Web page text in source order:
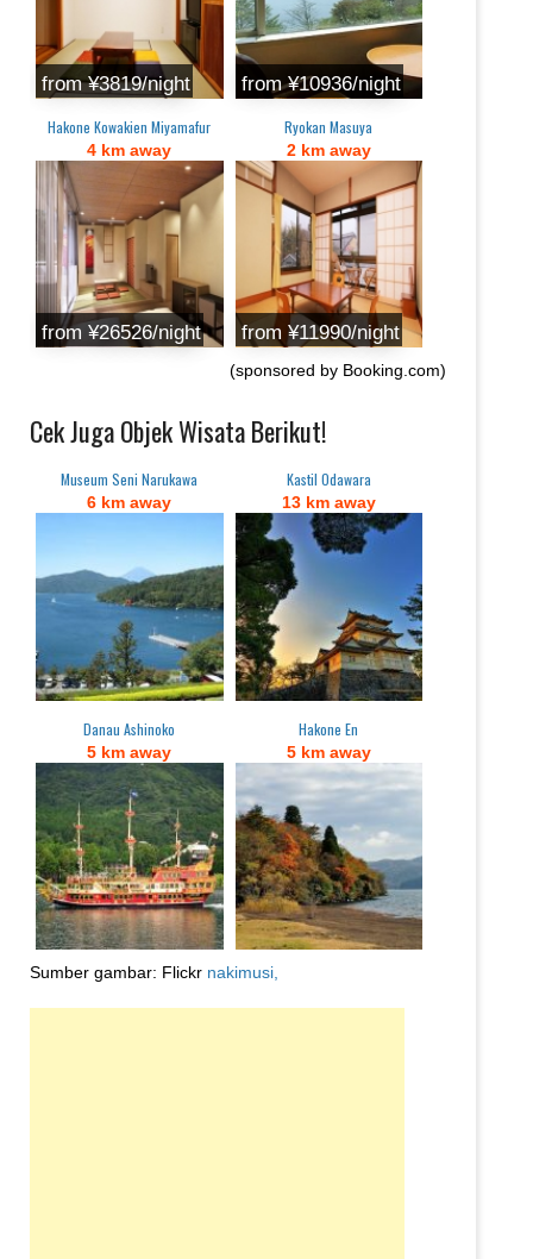
from ¥3819/night from ¥10936/night
Hakone Kowakien Miyamafur
4 km away
from ¥26526/night
Ryokan Masuya
2 km away
from ¥11990/night
(sponsored by Booking.com)
Cek Juga Objek Wisata Berikut!
Museum Seni Narukawa
6 km away
Kastil Odawara
13 km away
Danau Ashinoko
5 km away
Hakone En
5 km away
Sumber gambar: Flickr nakimusi,